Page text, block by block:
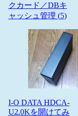
クカード／DBキ
ャッシュ管理 (5)
I-O DATA HDCA-
U2.0Kを開けてみ